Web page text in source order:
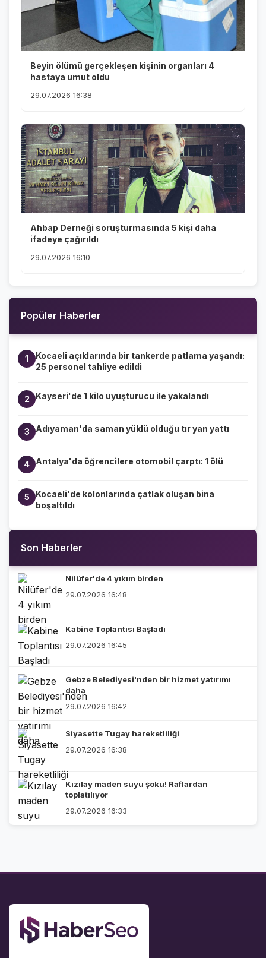
Beyin ölümü gerçekleşen kişinin organları 4
hastaya umut oldu
29.07.2026 16:38
Ahbap Derneği soruşturmasında 5 kişi daha
ifadeye çağırıldı
29.07.2026 16:10
Popüler Haberler
1
Kocaeli açıklarında bir tankerde patlama yaşandı:
25 personel tahliye edildi
2 Kayseri'de 1 kilo uyuşturucu ile yakalandı
3 Adıyaman'da saman yüklü olduğu tır yan yattı
4 Antalya'da öğrencilere otomobil çarptı: 1 ölü
5
Kocaeli'de kolonlarında çatlak oluşan bina
boşaltıldı
Son Haberler
Nilüfer'de 4 yıkım birden
29.07.2026 16:48
Kabine Toplantısı Başladı
29.07.2026 16:45
Gebze Belediyesi'nden bir hizmet yatırımı
daha
29.07.2026 16:42
Siyasette Tugay hareketliliği
29.07.2026 16:38
Kızılay maden suyu şoku! Raflardan
toplatılıyor
29.07.2026 16:33